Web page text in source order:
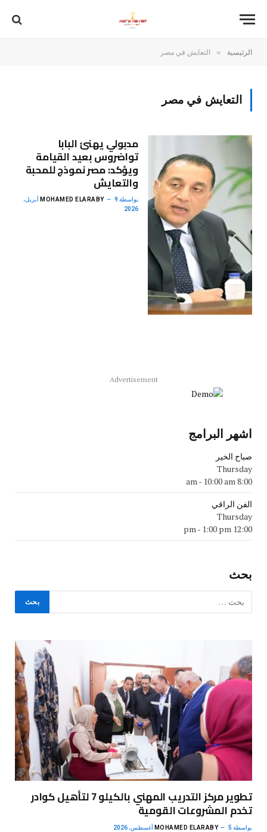
الرئيسية » التعايش في مصر
التعايش في مصر
مدبولي يهنئ البابا
تواضروس بعيد القيامة
ويؤكد: مصر نموذج للمحبة
والتعايش
بواسطة MOHAMED ELARABY 9 أبريل،
2026
Advertisement
اشهر البرامج
صباح الخير
Thursday
8:00 am
- 10:00 am
الفن الراقي
Thursday
12:00 pm
- 1:00 pm
بحث
تطوير مركز التدريب المهني بالكيلو 7 لتأهيل كوادر
تخدم المشروعات القومية
بواسطة MOHAMED ELARABY 5 أغسطس، 2026